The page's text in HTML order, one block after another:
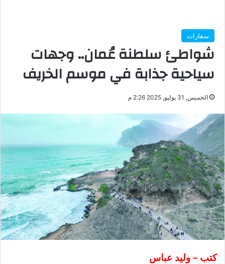
سفارات
شواطئ سلطنة عُمان.. وجهات
سياحية جذابة في موسم الخريف
الخميس, 31 يوليو, 2025 2:26 م
كتب – وليد عباس